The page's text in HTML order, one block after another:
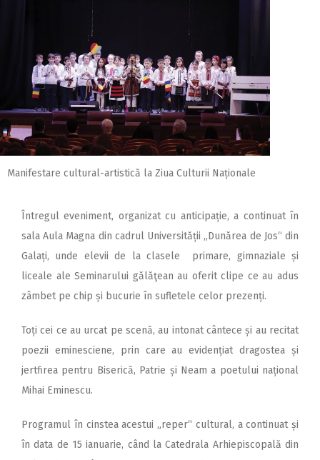
Manifestare cultural-artistică la Ziua Culturii Naționale
Întregul eveniment, organizat cu anticipație, a continuat în
sala Aula Magna din cadrul Universității „Dunărea de Jos“ din
Galați, unde elevii de la clasele primare, gimnaziale și
liceale ale Seminarului gălăţean au oferit clipe ce au adus
zâmbet pe chip și bucurie în sufletele celor prezenți.
Toți cei ce au urcat pe scenă, au intonat cântece și au recitat
poezii eminesciene, prin care au evidențiat dragostea și
jertfirea pentru Biserică, Patrie și Neam a poetului național
Mihai Eminescu.
Programul în cinstea acestui „reper“ cultural, a continuat și
în data de 15 ianuarie, când la Catedrala Arhiepiscopală din